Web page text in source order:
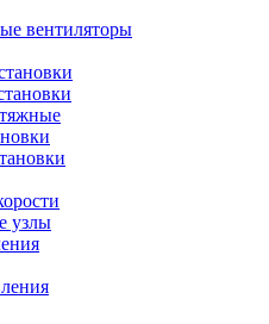
вентиляторы
узлы